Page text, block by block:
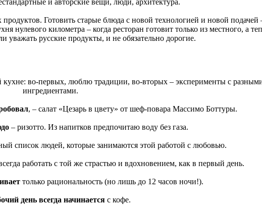
и авторские вещи, люди, архитектура.
Готовить старые блюда с новой технологией и новой подачей
нулевого километра – когда ресторан готовит только из местного, а
уважать русские продукты, и не обязательно дорогие.
кухне: во-первых, люблю традиции, во-вторых – эксперименты с
ингредиентами.
, ‒ салат «Цезарь в цвету» от шеф-повара Массимо Боттуры.
– ризотто. Из напитков предпочитаю воду без газа.
список людей, которые занимаются этой работой с любовью.
работать с той же страстью и вдохновением, как в первый день.
только рациональность (но лишь до 12 часов ночи!).
день всегда начинается с кофе.